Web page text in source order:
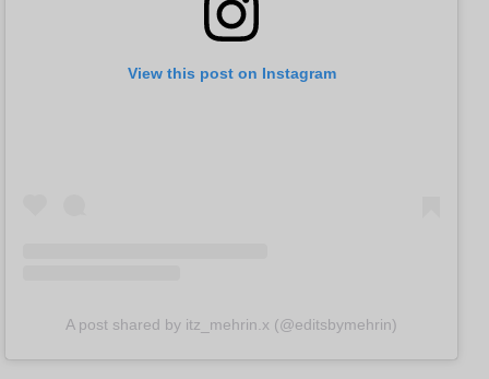
View this post on Instagram
A post shared by itz_mehrin.x (@editsbymehrin)